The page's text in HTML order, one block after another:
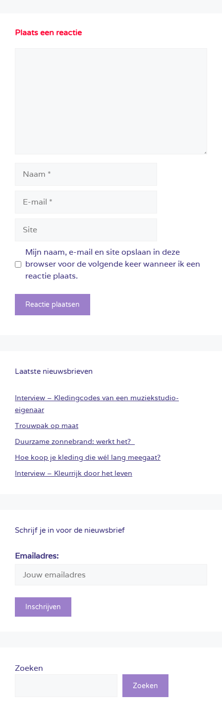
Plaats een reactie
mail
Site
Mijn naam, e-mail en site opslaan in deze
browser voor de volgende keer wanneer ik een
reactie plaats.
Laatste nieuwsbrieven
Interview – Kledingcodes van een muziekstudio-
eigenaar
Trouwpak op maat
Duurzame zonnebrand: werkt het?
Hoe koop je kleding die wél lang meegaat?
Interview – Kleurrijk door het leven
Schrijf je in voor de nieuwsbrief
Emailadres:
Zoeken
Zoeken